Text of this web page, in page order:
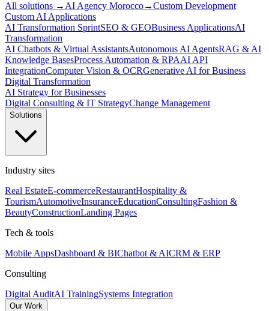
All solutions → AI Agency Morocco→Custom Development
Custom AI Applications
AI Transformation SprintSEO & GEOBusiness ApplicationsAI
Transformation
AI Chatbots & Virtual AssistantsAutonomous AI AgentsRAG & AI
Knowledge BasesProcess Automation & RPAAI API
IntegrationComputer Vision & OCRGenerative AI for Business
Digital Transformation
AI Strategy for Businesses
Digital Consulting & IT StrategyChange Management
Solutions
Industry sites
Real EstateE-commerceRestaurantHospitality &
TourismAutomotiveInsuranceEducationConsultingFashion &
BeautyConstructionLanding Pages
Tech & tools
Mobile AppsDashboard & BIChatbot & AICRM & ERP
Consulting
Digital AuditAI TrainingSystems Integration
Our Work